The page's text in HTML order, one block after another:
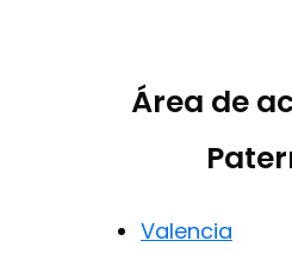
Área de
Valencia